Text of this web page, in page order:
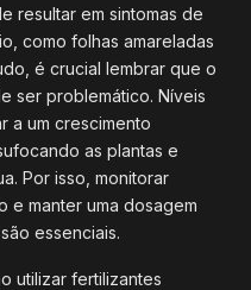
resultar em sintomas de
como folhas amareladas
é crucial lembrar que o
ser problemático. Níveis
a um crescimento
as plantas e
Por isso, monitorar
e manter uma dosagem
essenciais.
utilizar fertilizantes